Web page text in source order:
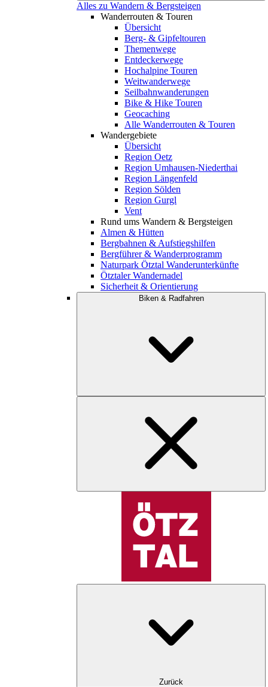
Alles zu Wandern & Bergsteigen
Wanderrouten & Touren
Übersicht
Berg- & Gipfeltouren
Themenwege
Entdeckerwege
Hochalpine Touren
Weitwanderwege
Seilbahnwanderungen
Bike & Hike Touren
Geocaching
Alle Wanderrouten & Touren
Wandergebiete
Übersicht
Region Oetz
Region Umhausen-Niederthai
Region Längenfeld
Region Sölden
Region Gurgl
Vent
Rund ums Wandern & Bergsteigen
Almen & Hütten
Bergbahnen & Aufstiegshilfen
Bergführer & Wanderprogramm
Naturpark Ötztal Wanderunterkünfte
Ötztaler Wandernadel
Sicherheit & Orientierung
Biken & Radfahren
Zurück